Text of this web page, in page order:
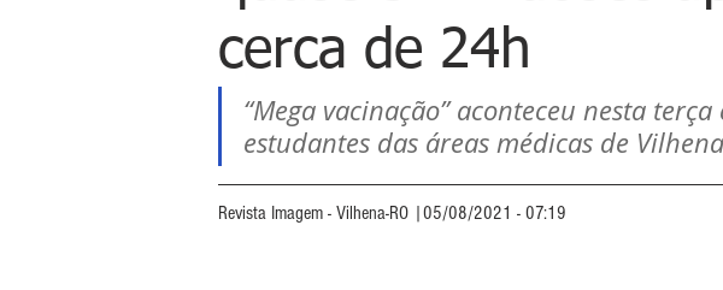
cerca de 24h
“Mega vacinação” aconteceu nesta
estudantes das áreas médicas de Vilhena
Revista Imagem - Vilhena-RO |05/08/2021 - 07:19